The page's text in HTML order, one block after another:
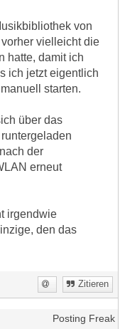
von
vielleicht die
hatte, damit ich
ich jetzt eigentlich
starten.
über das
der
erneut
irgendwie
den das
Zitieren
Posting Freak